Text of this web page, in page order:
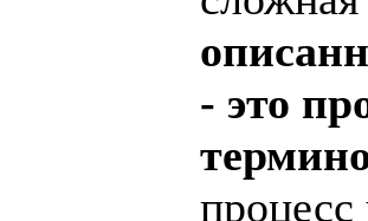
- это